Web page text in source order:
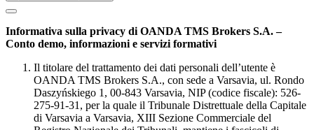
Informativa sulla privacy di OANDA TMS Brokers S.A. –
Conto demo, informazioni e servizi formativi
Il titolare del trattamento dei dati personali dell’utente è
OANDA TMS Brokers S.A., con sede a Varsavia, ul. Rondo
Daszyńskiego 1, 00-843 Varsavia, NIP (codice fiscale): 526-
275-91-31, per la quale il Tribunale Distrettuale della Capitale
di Varsavia a Varsavia, XIII Sezione Commerciale del